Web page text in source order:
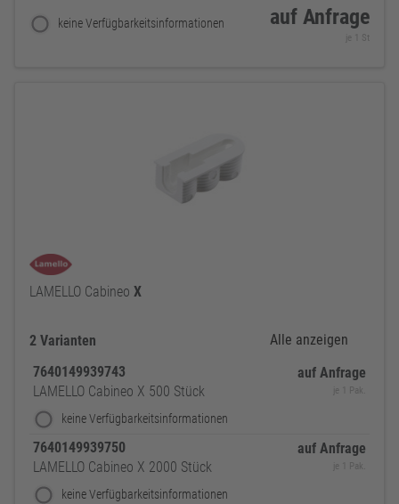
keine Verfügbarkeitsinformationen auf Anfrage
je 1 St
LAMELLO Cabineo X
2 Varianten
Alle anzeigen
7640149939743
LAMELLO Cabineo X 500 Stück
keine Verfügbarkeitsinformationen
auf Anfrage
je 1 Pak.
7640149939750
LAMELLO Cabineo X 2000 Stück
keine Verfügbarkeitsinformationen
auf Anfrage
je 1 Pak.